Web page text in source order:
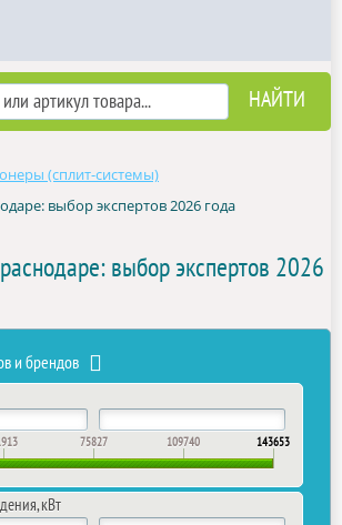
(сплит-системы)
выбор экспертов 2026 года
выбор экспертов 2026
и брендов
75827 109740 143653
кВт